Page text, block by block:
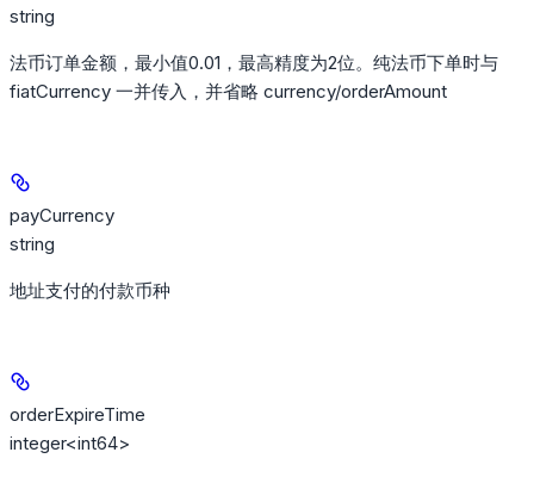
string
法币订单金额，最小值0.01，最高精度为2位。纯法币下单时与
fiatCurrency 一并传入，并省略 currency/orderAmount
payCurrency
string
地址支付的付款币种
orderExpireTime
integer<int64>